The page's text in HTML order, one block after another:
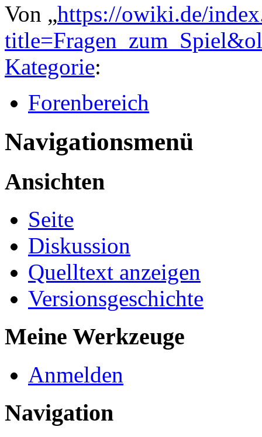
Von „https://owiki.de/
Kategorie:
Forenbereich
Navigationsmenü
Ansichten
Seite
Diskussion
Quelltext anzeigen
Versionsgeschichte
Meine Werkzeuge
Anmelden
Navigation